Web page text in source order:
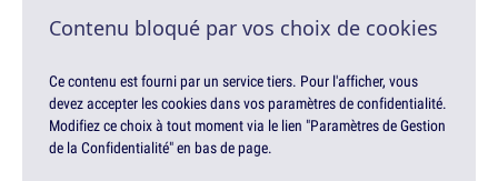
Contenu bloqué par vos choix de cookies
Ce contenu est fourni par un service tiers. Pour l'afficher, vous
devez accepter les cookies dans vos paramètres de confidentialité.
Modifiez ce choix à tout moment via le lien "Paramètres de Gestion
de la Confidentialité" en bas de page.